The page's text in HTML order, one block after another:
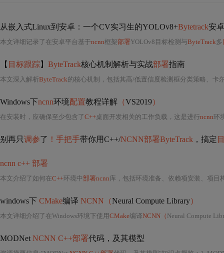
从嵌入式Linux到安卓：一个CV实习生的YOLOv8+Bytetrack安卓
本文详细记录了在安卓平台基于ncnn框架部署YOLOv8目标检测与ByteTrack多
【 目标跟踪 】 ByteTrack核心机制解析与实战部署指南
本文深入解析ByteTrack的核心机制，包括其高/低置信度检测框分类策略、卡尔曼滤波状态建模（含宽高比与速度项）、三级IoU匹配机制，以及在MOT17上的高性能表现（>90
Windows下ncnn环境配置教程详解 （VS2019）
在安装时，应确保至少包含了C++ 桌面开发相关的工作负载，这是进行ncnn环
别再只调参了 ！手把手带你用C++/NCNN部署ByteTrack ，搞定
ncnn c++ 部署
本文介绍了如何在C++环境中部署ncnn 库，包括环境准备、依赖项安装、项目构建以及编写代
windows下 CMake编译 NCNN（Neural Compute Library）
本文详细介绍了在Windows环境下使用CMake编译NCNN（ Neural Compute
MODNet NCNN C++部署代码，及其模型